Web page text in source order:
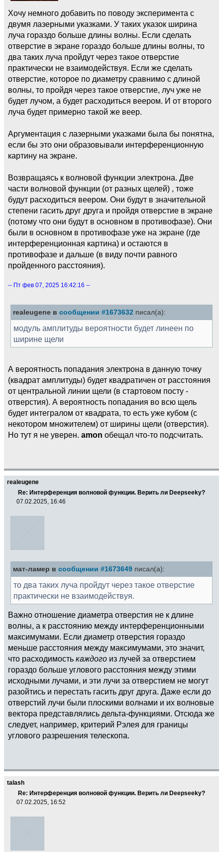
Хочу немного добавить по поводу эксперимента с
двумя лазерными указками. У таких указок ширина
луча гораздо больше длины волны. Если сделать
отверстие в экране гораздо больше длины волны, то
два таких луча пройдут через такое отверстие
практически не взаимодействуя. Если же сделать
отверстие, которое по диаметру сравнимо с длиной
волны, то пройдя через такое отверстие, луч уже не
будет лучом, а будет расходиться веером. И от второго
луча будет примерно такой же веер.
Аргументация с лазерными указками была бы понятна,
если бы это они образовывали интерференционную
картину на экране.
Возвращаясь к волновой функции электрона. Две
части волновой функции (от разных щелей) , тоже
будут расходиться веером. Они будут в значительной
степени гасить друг друга и пройдя отверстие в экране
(потому что они будут в основном в противофазе). Они
были в основном в противофазе уже на экране (где
интерференционная картина) и остаются в
противофазе и дальше (в виду почти равного
пройденного расстояния).
-- Пт фев 07, 2025 16:42:16 --
realeugene в сообщении #1673632 писал(а):
модуль амплитуды вероятности будет линеен по
ширине щели
А вероятность попадания электрона в данную точку
(квадрат амплитуды) будет квадратичен от расстояния
от центральной линии щели (в стартовом посту -
отверстия). А вероятность попадания во всю щель
будет интегралом от квадрата, то есть уже кубом (с
некотором множителем) от ширины щели (отверстия).
Но тут я не уверен. amon обещал что-то подсчитать.
realeugene
Re: Интерференция волновой функции. Верить ли Deepseekу?
07.02.2025, 16:46
мат-ламер в сообщении #1673649 писал(а):
то два таких луча пройдут через такое отверстие
практически не взаимодействуя.
Важно отношение диаметра отверстия не к длине
волны, а к расстоянию между интерференционными
максимумами. Если диаметр отверстия гораздо
меньше расстояния между максимумами, это значит,
что расходимость каждого из лучей за отверстием
гораздо больше углового расстояния между этими
исходными лучами, и эти лучи за отверстием не могут
разойтись и перестать гасить друг друга. Даже если до
отверстий лучи были плоскими волнами и их волновые
вектора представлялись дельта-функциями. Отсюда же
следует, например, критерий Рэлея для границы
углового разрешения телескопа.
talash
Re: Интерференция волновой функции. Верить ли Deepseekу?
07.02.2025, 16:52